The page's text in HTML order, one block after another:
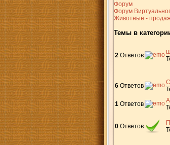
Форум
Форум
Животные -
Темы в
2Ответов
6Ответов
1Ответов
0Ответов